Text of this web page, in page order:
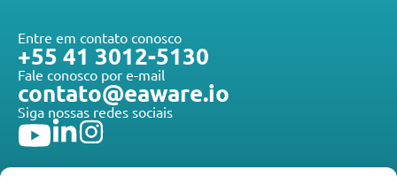
Entre em contato conosco
+55 41 3012-5130
Fale conosco por e-mail
contato@eaware.io
Siga nossas redes sociais